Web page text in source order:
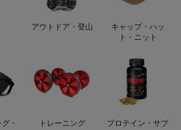
アウトドア・登山
キャップ・ハッ
ト・ニット
・
トレーニング
プロテイン・サプ